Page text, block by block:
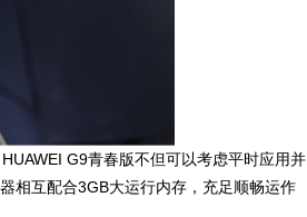
G9青春版不但可以考虑平时应用并
相互配合3GB大运行内存，充足顺畅运作